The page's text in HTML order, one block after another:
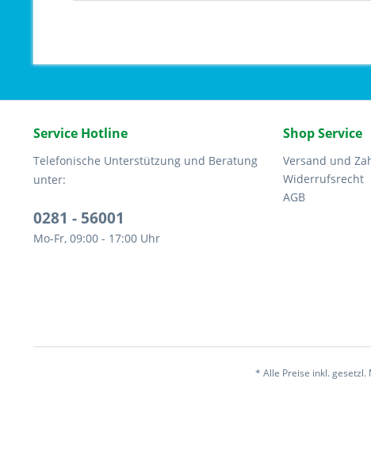
Service Hotline
Telefonische Unterstützung und Beratung
unter:
0281 - 56001
Mo-Fr, 09:00 - 17:00 Uhr
Shop Service
Versand und
Widerrufsrecht
AGB
* Alle Preise inkl.